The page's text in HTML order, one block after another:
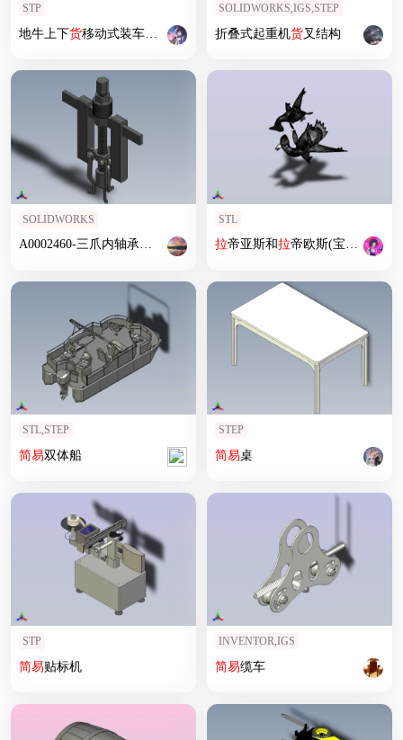
STP
地牛上下货移动式装车平台
SOLIDWORKS,IGS,STEP
折叠式起重机货叉结构
SOLIDWORKS
A0002460-三爪内轴承
拉 马组件
STL
拉帝亚斯和拉帝欧斯(宝可梦)
STL,STEP
简易双体船
STEP
简易桌
STP
简易贴标机
INVENTOR,IGS
简易缆车